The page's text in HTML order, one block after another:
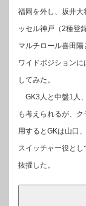
福岡を外し、坂井大
ッセル神戸（2種登
マルチロール喜田
ワイドポジション
してみた。
GK3人と中盤1人
も考えられるが、
用するとGKは山口
スイッチャー役と
抜擢した。